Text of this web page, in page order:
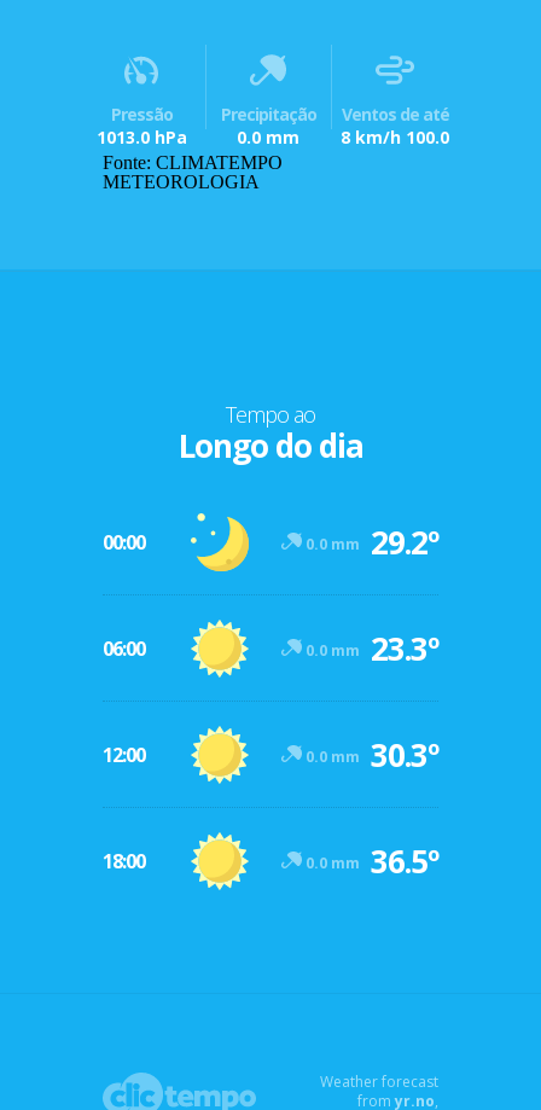
Pressão
1013.0 hPa
Precipitação
0.0 mm
Ventos de até
8 km/h 100.0
Fonte: CLIMATEMPO
METEOROLOGIA
Tempo ao
Longo do dia
00:00 0.0 mm 29.2º
06:00 0.0 mm 23.3º
12:00 0.0 mm 30.3º
18:00 0.0 mm 36.5º
Weather forecast
fromyr.no,